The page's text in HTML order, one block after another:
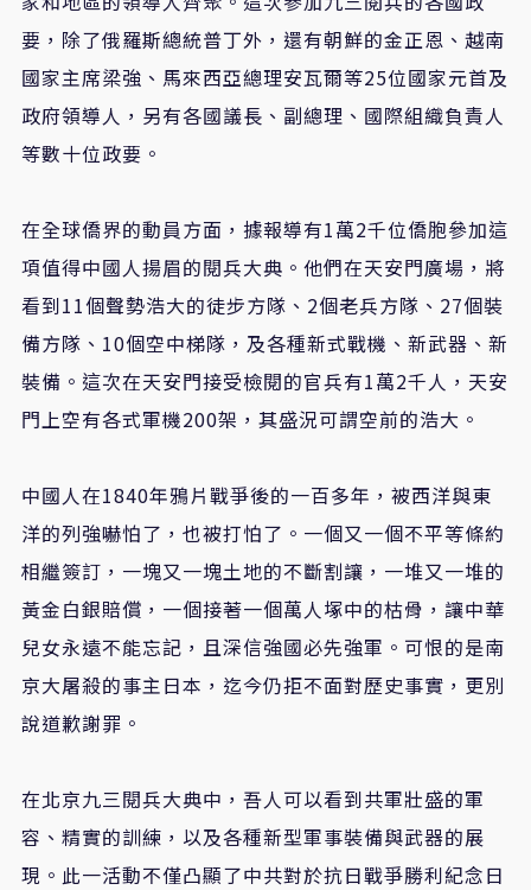
要，除了俄羅斯總統普丁外，還有朝鮮的金正恩、越南
國家主席梁強、馬來西亞總理安瓦爾等25位國家元首及
政府領導人，另有各國議長、副總理、國際組織負責人
等數十位政要。
在全球僑界的動員方面，據報導有1萬2千位僑胞參加這
項值得中國人揚眉的閱兵大典。他們在天安門廣場，將
看到11個聲勢浩大的徒步方隊、2個老兵方隊、27個裝
備方隊、10個空中梯隊，及各種新式戰機、新武器、新
裝備。這次在天安門接受檢閱的官兵有1萬2千人，天安
門上空有各式軍機200架，其盛況可謂空前的浩大。
中國人在1840年鴉片戰爭後的一百多年，被西洋與東
洋的列強嚇怕了，也被打怕了。一個又一個不平等條約
相繼簽訂，一塊又一塊土地的不斷割讓，一堆又一堆的
黃金白銀賠償，一個接著一個萬人塚中的枯骨，讓中華
兒女永遠不能忘記，且深信強國必先強軍。可恨的是南
京大屠殺的事主日本，迄今仍拒不面對歷史事實，更別
說道歉謝罪。
在北京九三閱兵大典中，吾人可以看到共軍壯盛的軍
容、精實的訓練，以及各種新型軍事裝備與武器的展
現。此一活動不僅凸顯了中共對於抗日戰爭勝利紀念日